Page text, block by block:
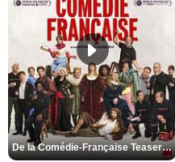
De la Comédie-Française Teaser (3) VF